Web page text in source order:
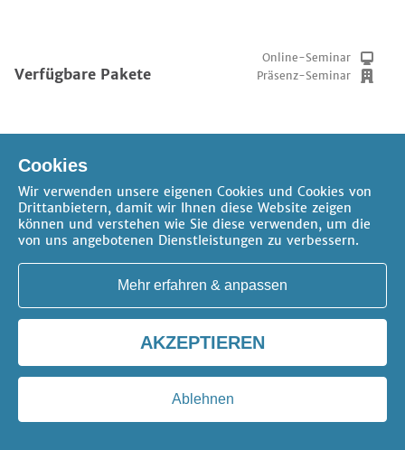
Verfügbare Pakete
Online-Seminar
Präsenz-Seminar
AGB Impressum
Cookie-Einstellungen
erica gilb
Alle Preise inklusive gesetzlicher Mehrwertsteuer.
Cookies
Wir verwenden unsere eigenen Cookies und Cookies von
Drittanbietern, damit wir Ihnen diese Website zeigen
können und verstehen wie Sie diese verwenden, um die
von uns angebotenen Dienstleistungen zu verbessern.
AKZEPTIEREN
Ablehnen
Mehr erfahren & anpassen